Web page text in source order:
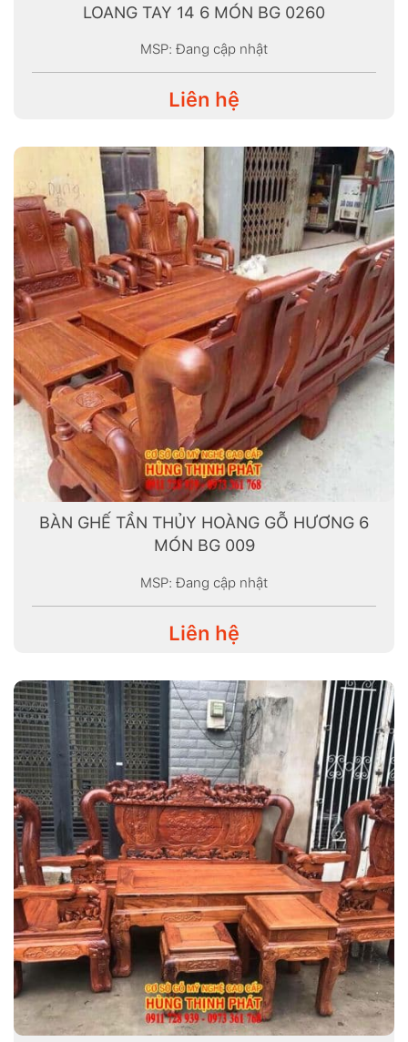
LOANG TAY 14 6 MÓN BG 0260
MSP: Đang cập nhật
Liên hệ
BÀN GHẾ TẦN THỦY HOÀNG GỖ HƯƠNG 6
MÓN BG 009
MSP: Đang cập nhật
Liên hệ